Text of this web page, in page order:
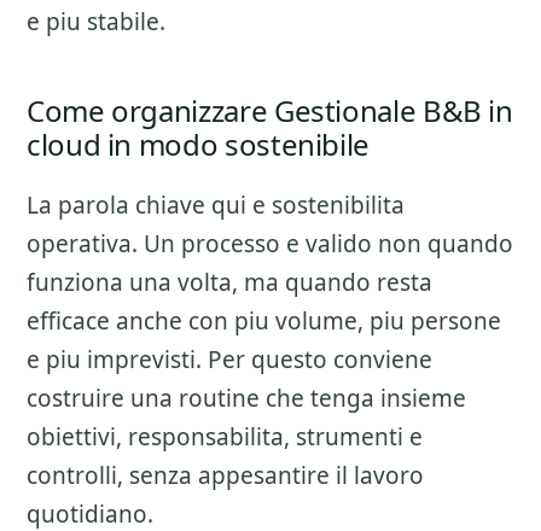
e piu stabile.
Come organizzare Gestionale B&B in
cloud in modo sostenibile
La parola chiave qui e sostenibilita
operativa. Un processo e valido non quando
funziona una volta, ma quando resta
efficace anche con piu volume, piu persone
e piu imprevisti. Per questo conviene
costruire una routine che tenga insieme
obiettivi, responsabilita, strumenti e
controlli, senza appesantire il lavoro
quotidiano.